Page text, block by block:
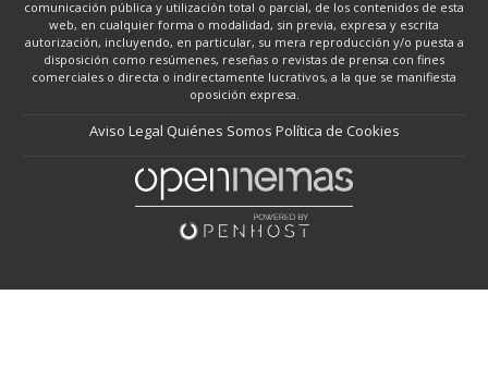
comunicación pública y utilización total o parcial, de los contenidos de esta
web, en cualquier forma o modalidad, sin previa, expresa y escrita
autorización, incluyendo, en particular, su mera reproducción y/o puesta a
disposición como resúmenes, reseñas o revistas de prensa con fines
comerciales o directa o indirectamente lucrativos, a la que se manifiesta
oposición expresa.
Aviso Legal Quiénes Somos Política de Cookies